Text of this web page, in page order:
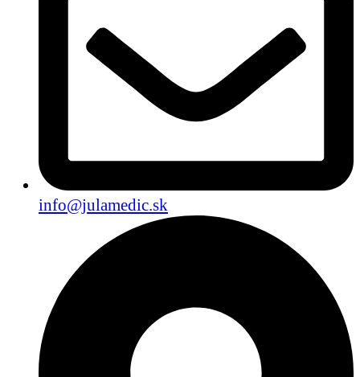
info@julamedic.sk